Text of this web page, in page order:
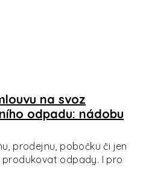
na svoz
odpadu: nádobu
prodejnu, pobočku či jen
odpady. I pro